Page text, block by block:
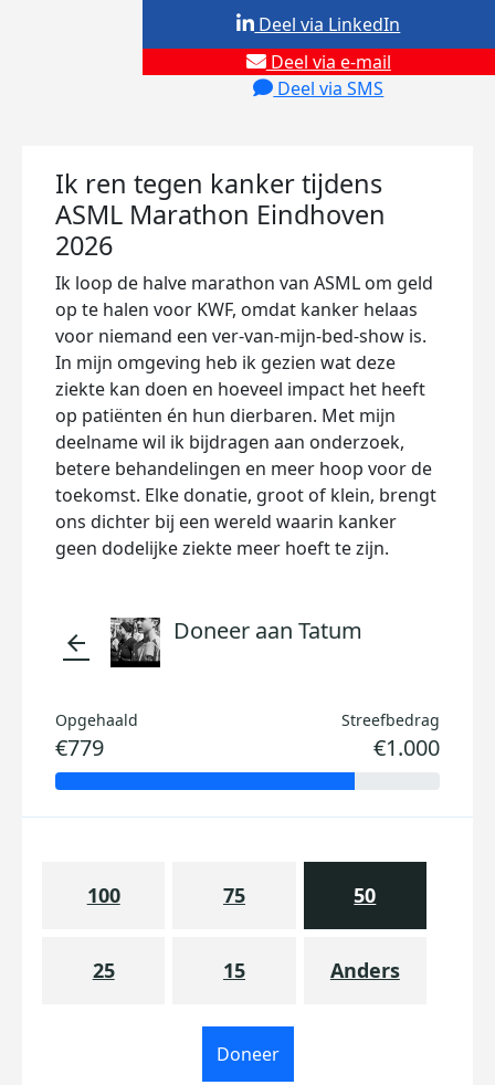
Deel via e-mail
Deel via SMS
Deel via LinkedIn
Ik ren tegen kanker tijdens
ASML Marathon Eindhoven
2026
Ik loop de halve marathon van ASML om geld
op te halen voor KWF, omdat kanker helaas
voor niemand een ver-van-mijn-bed-show is.
In mijn omgeving heb ik gezien wat deze
ziekte kan doen en hoeveel impact het heeft
op patiënten én hun dierbaren. Met mijn
deelname wil ik bijdragen aan onderzoek,
betere behandelingen en meer hoop voor de
toekomst. Elke donatie, groot of klein, brengt
ons dichter bij een wereld waarin kanker
geen dodelijke ziekte meer hoeft te zijn.
arrow_back Doneer aan Tatum
Opgehaald
€779
Streefbedrag
€1.000
100 75 50
25 15 Anders
Doneer